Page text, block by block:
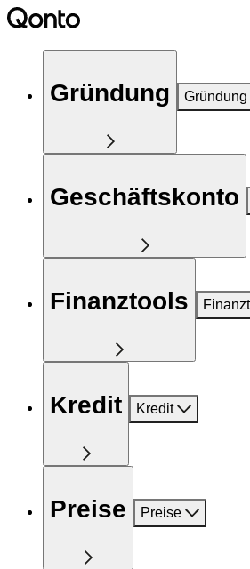
Gründung Gründung
Geschäftskonto
Finanztools
Kredit Kredit
Preise Preise